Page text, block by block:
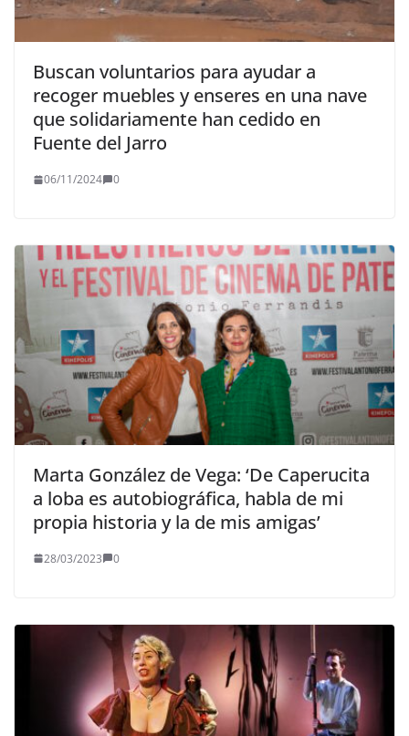
Buscan voluntarios para ayudar a
recoger muebles y enseres en una nave
que solidariamente han cedido en
Fuente del Jarro
06/11/2024 0
Marta González de Vega: ‘De Caperucita
a loba es autobiográfica, habla de mi
propia historia y la de mis amigas’
28/03/2023 0